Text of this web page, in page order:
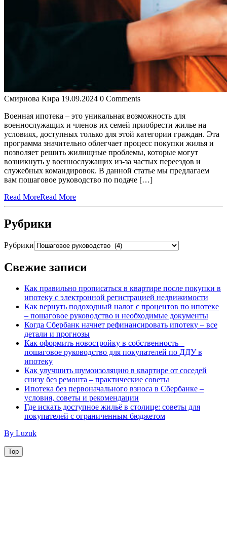
Смирнова Кира 19.09.2024 0 Comments
Военная ипотека – это уникальная возможность для
военнослужащих и членов их семей приобрести жилье на
условиях, доступных только для этой категории граждан. Эта
программа значительно облегчает процесс покупки жилья и
позволяет решить жилищные проблемы, которые могут
возникнуть у военнослужащих из-за частых переездов и
служебных командировок. В данной статье мы предлагаем
вам пошаговое руководство по подаче […]
Read MoreRead More
Рубрики
Рубрики
Свежие записи
Как правильно прописаться в квартире после покупки в
ипотеку с электронной регистрацией недвижимости
Как вернуть подоходный налог с процентов по ипотеке
– пошаговое руководство и необходимые документы
Когда Сбербанк начнет рефинансировать ипотеку – все
детали и прогнозы
Как оформить новостройку в собственность –
пошаговое руководство для покупателей по ДДУ в
ипотеку
Как улучшить шумоизоляцию в квартире от соседей
снизу без ремонта – практические советы
Ипотека без первоначального взноса в Сбербанке –
условия, советы и рекомендации
Где искать доступное жильё в столице: советы для
покупателей с ограниченным бюджетом
By Luzuk
Top